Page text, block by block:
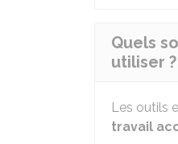
Quels
utiliser ?
Les outils
travail